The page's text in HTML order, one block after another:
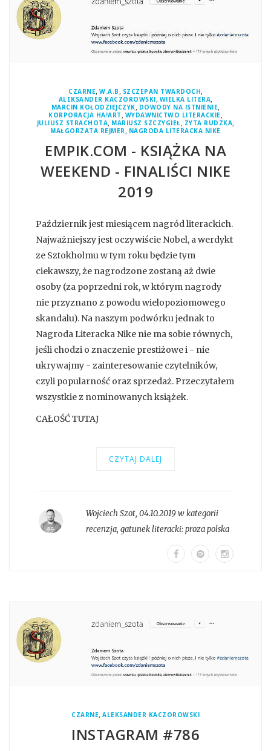
CZARNE, W.A.B, SZCZEPAN TWARDOCH,
ALEKSANDER KACZOROWSKI, WIELKA LITERA,
MARCIN KOŁODZIEJCZYK, DOWODY NA ISTNIENIE,
KORPORACJA HA!ART, WYDAWNICTWO LITERACKIE,
JULIUSZ STRACHOTA, MARIUSZ SZCZYGIEŁ, ZYTA RUDZKA,
MAŁGORZATA REJMER, NAGRODA LITERACKA NIKE
EMPIK.COM - KSIĄŻKA NA
WEEKEND - FINALIŚCI NIKE
2019
Październik jest miesiącem nagród literackich.
Najważniejszy jest oczywiście Nobel, a werdykt
ze Sztokholmu w tym roku będzie tym
ciekawszy, że nagrodzone zostaną aż dwie
osoby (za poprzedni rok, w którym nagrody
nie przyznano z powodu wielopoziomowego
skandalu). Na naszym podwórku jednak to
Nagroda Literacka Nike nie ma sobie równych,
jeśli chodzi o znaczenie prestiżowe i - nie
ukrywajmy - zainteresowanie czytelników,
czyli popularność oraz sprzedaż. Przeczytałem
wszystkie z nominowanych książek.
CAŁOŚĆ TUTAJ
CZYTAJ DALEJ
Wojciech Szot, 04.10.2019 w kategorii
recenzja, gatunek literacki:proza polska
CZARNE, ALEKSANDER KACZOROWSKI
INSTAGRAM #786